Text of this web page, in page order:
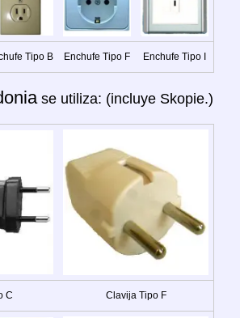
Tipo B Enchufe Tipo F Enchufe Tipo I
se utiliza: (incluye Skopie.)
C Clavija Tipo F